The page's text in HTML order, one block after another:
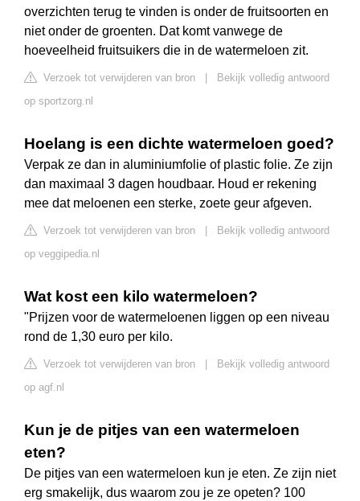
overzichten terug te vinden is onder de fruitsoorten en
niet onder de groenten. Dat komt vanwege de
hoeveelheid fruitsuikers die in de watermeloen zit.
Verzoek tot verwijderen van bron
Bekijk volledig antwoord
op sportzorg.nl
Hoelang is een dichte watermeloen goed?
Verpak ze dan in aluminiumfolie of plastic folie. Ze zijn
dan maximaal 3 dagen houdbaar. Houd er rekening
mee dat meloenen een sterke, zoete geur afgeven.
Verzoek tot verwijderen van bron
Bekijk volledig antwoord
op veggipedia.nl
Wat kost een kilo watermeloen?
"Prijzen voor de watermeloenen liggen op een niveau
rond de 1,30 euro per kilo.
Verzoek tot verwijderen van bron
Bekijk volledig antwoord
op agf.nl
Kun je de pitjes van een watermeloen
eten?
De pitjes van een watermeloen kun je eten. Ze zijn niet
erg smakelijk, dus waarom zou je ze opeten? 100